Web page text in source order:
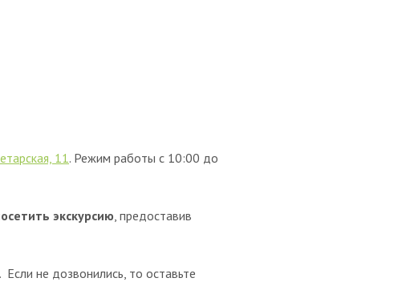
11. Режим работы с 10:00 до
экскурсию, предоставив
. Если не дозвонились, то оставьте